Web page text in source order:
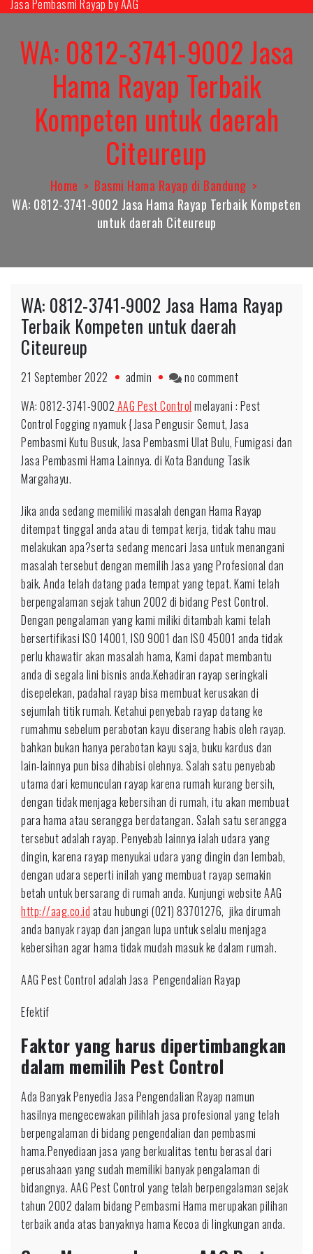
Skip
content
Jasa Pembasmi Rayap by AAG
WA: 0812-3741-9002 Jasa
Hama Rayap Terbaik
Kompeten untuk daerah
Citeureup
Home
Basmi Hama Rayap di Bandung
WA: 0812-3741-9002 Jasa Hama Rayap Terbaik Kompeten
untuk daerah Citeureup
WA: 0812-3741-9002 Jasa Hama Rayap
Terbaik Kompeten untuk daerah
Citeureup
21 September 2022 admin no commenton
0812-
3741-
9002
Jasa
Rayap
Terbaik
untuk
daerah
Citeureup
WA: 0812-3741-9002 AAG Pest Control melayani : Pest
Control Fogging nyamuk { Jasa Pengusir Semut, Jasa
Pembasmi Kutu Busuk, Jasa Pembasmi Ulat Bulu, Fumigasi dan
Jasa Pembasmi Hama Lainnya. di Kota Bandung Tasik
Margahayu.
Jika anda sedang memiliki masalah dengan Hama Rayap
ditempat tinggal anda atau di tempat kerja, tidak tahu mau
melakukan apa?serta sedang mencari Jasa untuk menangani
masalah tersebut dengan memilih Jasa yang Profesional dan
baik. Anda telah datang pada tempat yang tepat. Kami telah
berpengalaman sejak tahun 2002 di bidang Pest Control.
Dengan pengalaman yang kami miliki ditambah kami telah
bersertifikasi ISO 14001, ISO 9001 dan ISO 45001 anda tidak
perlu khawatir akan masalah hama, Kami dapat membantu
anda di segala lini bisnis anda.Kehadiran rayap seringkali
disepelekan, padahal rayap bisa membuat kerusakan di
sejumlah titik rumah. Ketahui penyebab rayap datang ke
rumahmu sebelum perabotan kayu diserang habis oleh rayap.
bahkan bukan hanya perabotan kayu saja, buku kardus dan
lain-lainnya pun bisa dihabisi olehnya. Salah satu penyebab
utama dari kemunculan rayap karena rumah kurang bersih,
dengan tidak menjaga kebersihan di rumah, itu akan membuat
para hama atau serangga berdatangan. Salah satu serangga
tersebut adalah rayap. Penyebab lainnya ialah udara yang
dingin, karena rayap menyukai udara yang dingin dan lembab,
dengan udara seperti inilah yang membuat rayap semakin
betah untuk bersarang di rumah anda. Kunjungi website AAG
http://aag.co.id atau hubungi (021) 83701276, jika dirumah
anda banyak rayap dan jangan lupa untuk selalu menjaga
kebersihan agar hama tidak mudah masuk ke dalam rumah.
AAG Pest Control adalah Jasa Pengendalian Rayap
Efektif
Faktor yang harus dipertimbangkan
dalam memilih Pest Control
Ada Banyak Penyedia Jasa Pengendalian Rayap namun
hasilnya mengecewakan pilihlah jasa profesional yang telah
berpengalaman di bidang pengendalian dan pembasmi
hama.Penyediaan jasa yang berkualitas tentu berasal dari
perusahaan yang sudah memiliki banyak pengalaman di
bidangnya. AAG Pest Control yang telah berpengalaman sejak
tahun 2002 dalam bidang Pembasmi Hama merupakan pilihan
terbaik anda atas banyaknya hama Kecoa di lingkungan anda.